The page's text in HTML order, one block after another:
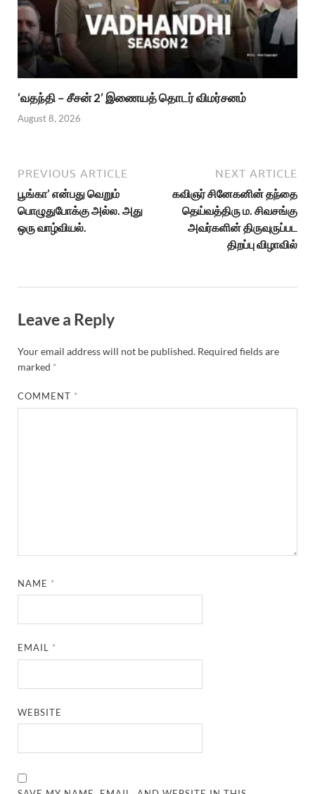
‘வதந்தி – சீசன் 2’ இணையத் தொடர் விமர்சனம்
August 8, 2026
PREVIOUS ARTICLE
பூங்கா’ என்பது வெறும்
பொழுதுபோக்கு அல்ல. அது
ஒரு வாழ்வியல்.
NEXT ARTICLE
கவிஞர் சினேகனின் தந்தை
தெய்வத்திரு ம. சிவசங்கு
அவர்களின் திருவுருப்பட
திறப்பு விழாவில்
Leave a Reply
Your email address will not be published. Required fields are
marked *
COMMENT *
NAME *
EMAIL *
WEBSITE